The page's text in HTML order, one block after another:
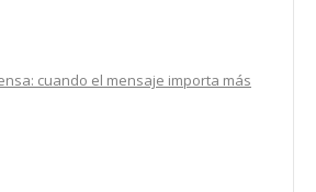
cuando el mensaje importa más